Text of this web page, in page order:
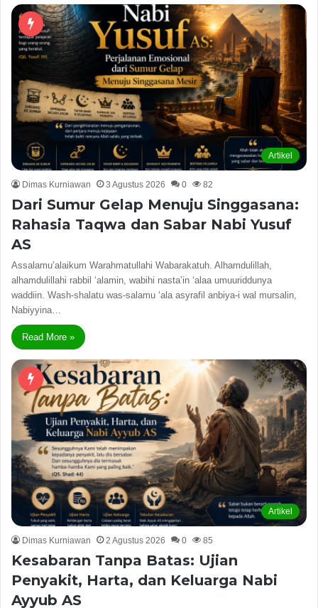
Artikel
Dimas Kurniawan 3 Agustus 2026 0 82
Dari Sumur Gelap Menuju Singgasana:
Rahasia Taqwa dan Sabar Nabi Yusuf
AS
Assalamu’alaikum Warahmatullahi Wabarakatuh. Alhamdulillah,
alhamdulillahi rabbil ‘alamin, wabihi nasta’in ‘alaa umuuriddunya
waddiin. Wash-shalatu was-salamu ‘ala asyrafil anbiya-i wal mursalin,
Nabiyyina…
Read More »
Artikel
Dimas Kurniawan 2 Agustus 2026 0 85
Kesabaran Tanpa Batas: Ujian
Penyakit, Harta, dan Keluarga Nabi
Ayyub AS